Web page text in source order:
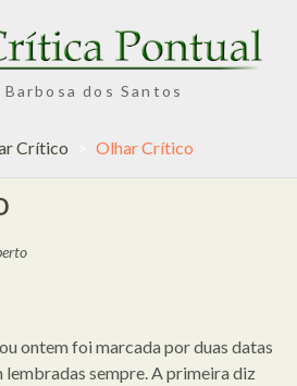
dos Santos
Crítico Olhar Crítico
ontem foi marcada por duas datas
sempre. A primeira diz